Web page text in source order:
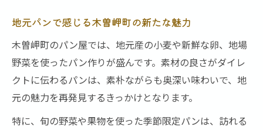
地元パンで感じる木曽岬町の新たな魅力
木曽岬町のパン屋では、地元産の小麦や新鮮な卵、地場
野菜を使ったパン作りが盛んです。素材の良さがダイレ
クトに伝わるパンは、素朴ながらも奥深い味わいで、地
元の魅力を再発見するきっかけとなります。
特に、旬の野菜や果物を使った季節限定パンは、訪れる